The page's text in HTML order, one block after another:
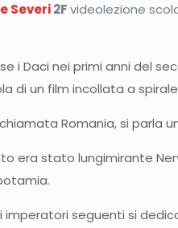
Severi2Fvideolezione
i Daci nei primi anni del
di un film incollata a
Romania, si parla
era stato lungimirante
imperatori seguenti si